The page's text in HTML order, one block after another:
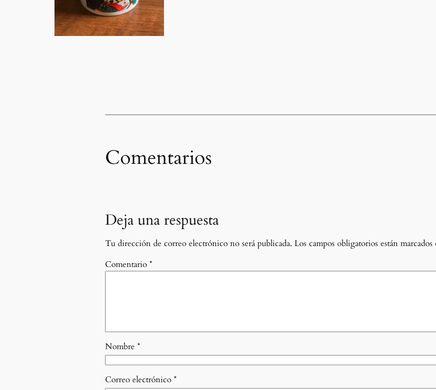
Comentarios
Deja una respuesta
Tu dirección de correo electrónico no será publicada. Los campos obligatorios están marcados
Comentario *
Nombre *
Correo electrónico *